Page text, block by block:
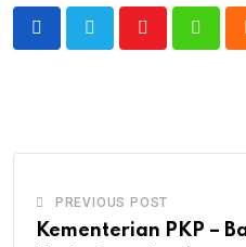
PREVIOUS POST
Kementerian PKP –